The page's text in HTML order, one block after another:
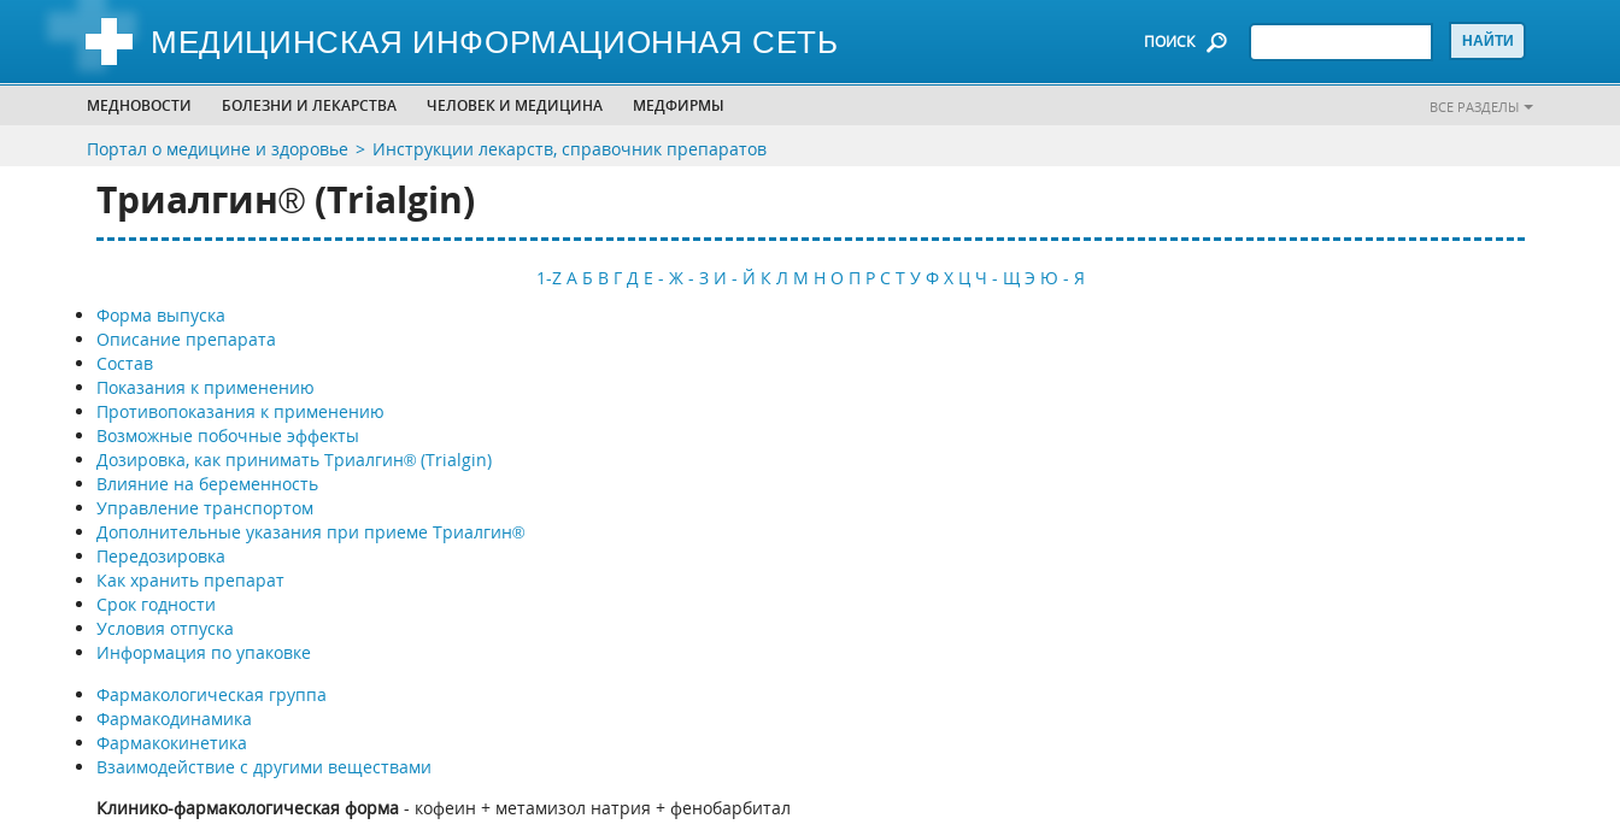
МЕДИЦИНСКАЯ ИНФОРМАЦИОННАЯ СЕТЬ ПОИСК
МЕДНОВОСТИ БОЛЕЗНИ И ЛЕКАРСТВА ЧЕЛОВЕК И МЕДИЦИНА МЕДФИРМЫ ВСЕ РАЗДЕЛЫ
Портал о медицине и здоровье Инструкции лекарств, справочник препаратов
Триалгин® (Trialgin)
1-Z А Б В Г Д Е - Ж - З И - Й К Л М Н О П Р С Т У Ф Х Ц Ч - Щ Э Ю - Я
Форма выпуска
Описание препарата
Состав
Показания к применению
Противопоказания к применению
Возможные побочные эффекты
Дозировка, как принимать Триалгин® (Trialgin)
Влияние на беременность
Управление транспортом
Дополнительные указания при приеме Триалгин®
Передозировка
Как хранить препарат
Срок годности
Условия отпуска
Информация по упаковке
Фармакологическая группа
Фармакодинамика
Фармакокинетика
Взаимодействие с другими веществами
Клинико-фармакологическая форма- кофеин + метамизол натрия + фенобарбитал